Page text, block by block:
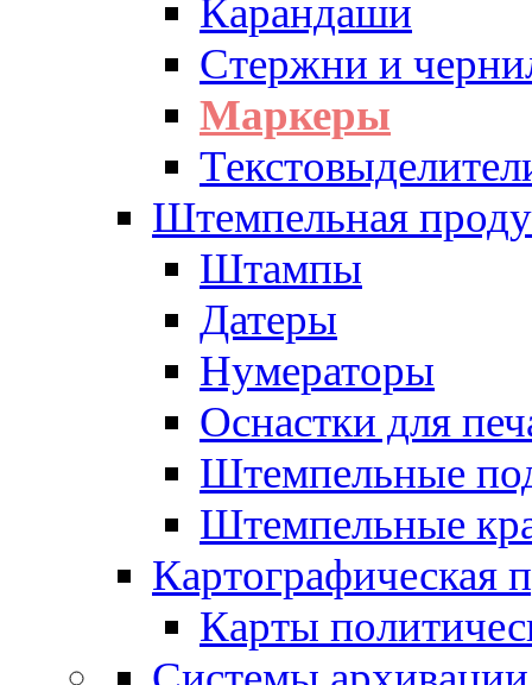
Карандаши
Стержни и
Маркеры
Штемпельная
Штампы
Датеры
Нумераторы
Оснастки для
Штемпельные
Штемпельные
Картографическая
Карты